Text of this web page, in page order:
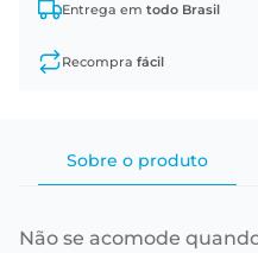
Entrega em todo Brasil
Recompra fácil
Sobre o produto
Não se acomode